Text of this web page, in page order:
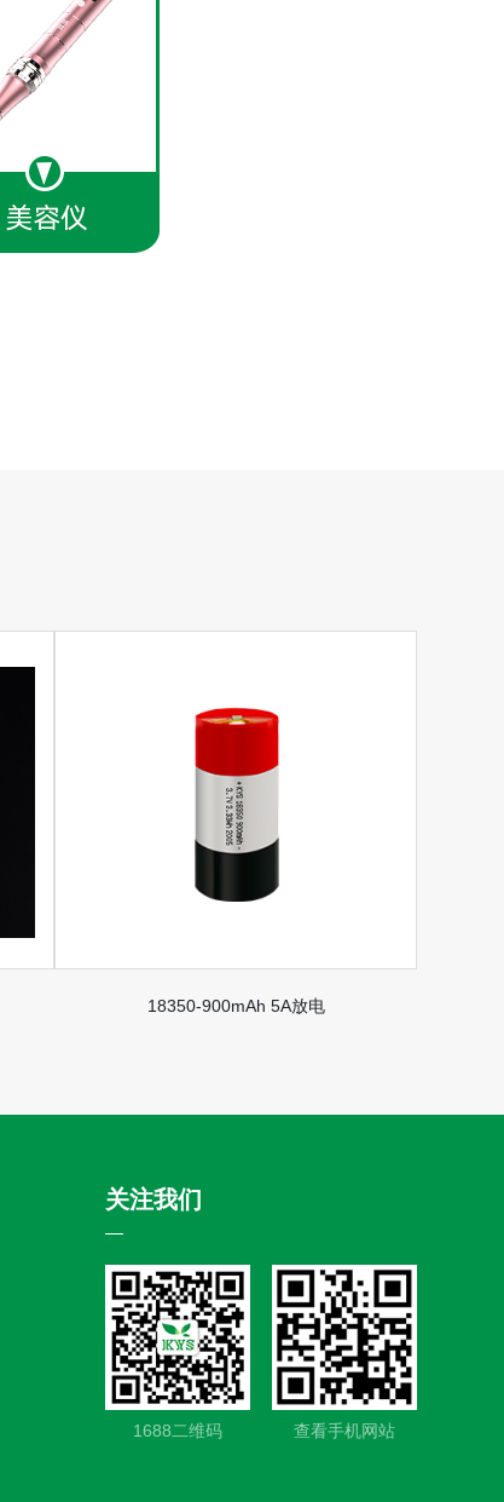
18350-900mAh 5A放电
关注我们
1688二维码 查看手机网站